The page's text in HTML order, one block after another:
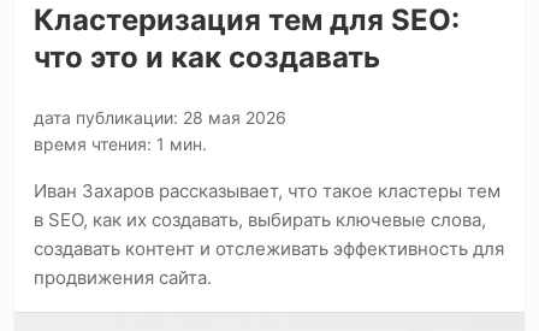
Кластеризация тем для SEO:
что это и как создавать
дата публикации: 28 мая 2026
время чтения: 1 мин.
Иван Захаров рассказывает, что такое кластеры тем
в SEO, как их создавать, выбирать ключевые слова,
создавать контент и отслеживать эффективность для
продвижения сайта.